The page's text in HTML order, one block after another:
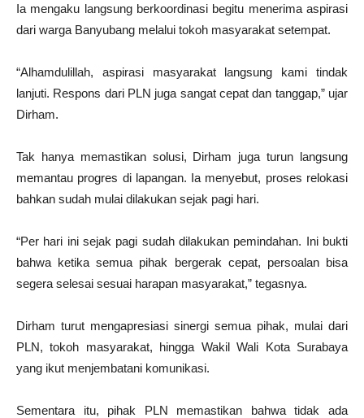
Ia mengaku langsung berkoordinasi begitu menerima aspirasi
dari warga Banyubang melalui tokoh masyarakat setempat.
“Alhamdulillah, aspirasi masyarakat langsung kami tindak
lanjuti. Respons dari PLN juga sangat cepat dan tanggap,” ujar
Dirham.
Tak hanya memastikan solusi, Dirham juga turun langsung
memantau progres di lapangan. Ia menyebut, proses relokasi
bahkan sudah mulai dilakukan sejak pagi hari.
“Per hari ini sejak pagi sudah dilakukan pemindahan. Ini bukti
bahwa ketika semua pihak bergerak cepat, persoalan bisa
segera selesai sesuai harapan masyarakat,” tegasnya.
Dirham turut mengapresiasi sinergi semua pihak, mulai dari
PLN, tokoh masyarakat, hingga Wakil Wali Kota Surabaya
yang ikut menjembatani komunikasi.
Sementara itu, pihak PLN memastikan bahwa tidak ada